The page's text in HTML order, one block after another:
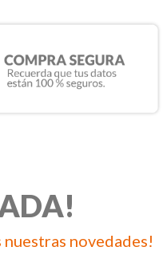
novedades!